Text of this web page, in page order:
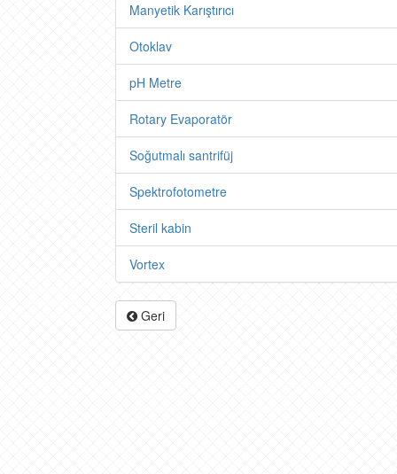
Manyetik Karıştırıcı
Otoklav
pH Metre
Rotary Evaporatör
Soğutmalı santrifüj
Spektrofotometre
Steril kabin
Vortex
Geri